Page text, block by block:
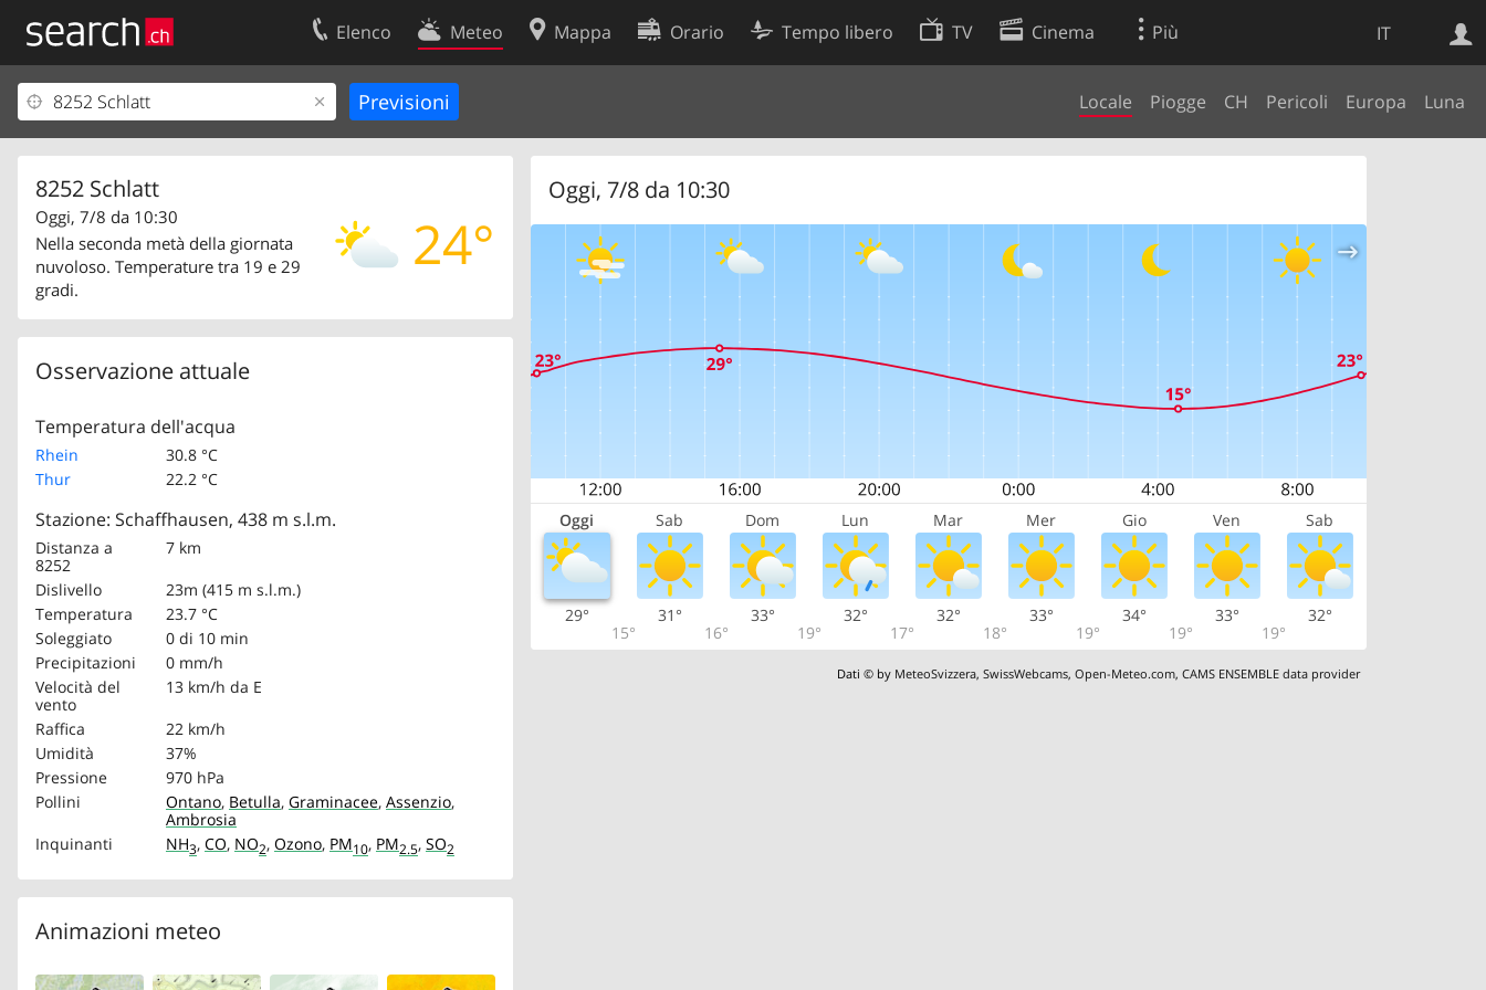
IT
Elenco Meteo Mappa Orario Tempo libero TV Cinema Più
Locale Piogge CH Pericoli Europa Luna
8252 Schlatt
24°
Oggi, 7/8 da 10:30
Nella seconda metà della giornata
nuvoloso. Temperature tra 19 e 29
gradi.
Osservazione attuale
Temperatura dell'acqua
Rhein
30.8 °C
Thur
22.2 °C
Stazione: Schaffhausen, 438 m s.l.m.
Distanza a
8252
7 km
Dislivello
23m (415 m s.l.m.)
Temperatura
23.7 °C
Soleggiato
0 di 10 min
Precipitazioni
0 mm/h
Velocità del
vento
13 km/h da E
Raffica
22 km/h
Umidità
37%
Pressione
970 hPa
Pollini
Ontano, Betulla, Graminacee, Assenzio,
Ambrosia
Inquinanti
NH3, CO, NO2, Ozono, PM10, PM2.5, SO2
Animazioni meteo
Oggi, 7/8 da 10:30
Oggi Sab Dom Lun Mar Mer Gio Ven Sab
29°
15°
31°
16°
33°
19°
32°
17°
32°
18°
33°
19°
34°
19°
33°
19°
32°
Dati © by MeteoSvizzera,SwissWebcams,Open-Meteo.com,CAMS ENSEMBLE data provider
Ricerca Web
Il vostro profolio
Area clienti
Informazioni Legali
Contatti
Condizioni d’uso
Preferenze cookie